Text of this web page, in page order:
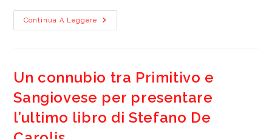
Continua A Leggere
Primativo
Di
Antonio
Zaccheo
Un connubio tra Primitivo e
Sangiovese per presentare
l’ultimo libro di Stefano De